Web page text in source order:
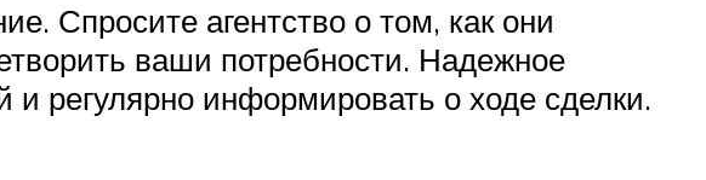
Спросите агентство о том, как они
ваши потребности. Надежное
и регулярно информировать о ходе сделки.